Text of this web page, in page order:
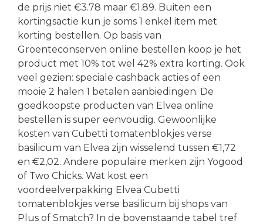
de prijs niet €3.78 maar €1.89. Buiten een
kortingsactie kun je soms 1 enkel item met
korting bestellen. Op basis van
Groenteconserven online bestellen koop je het
product met 10% tot wel 42% extra korting. Ook
veel gezien: speciale cashback acties of een
mooie 2 halen 1 betalen aanbiedingen. De
goedkoopste producten van Elvea online
bestellen is super eenvoudig. Gewoonlijke
kosten van Cubetti tomatenblokjes verse
basilicum van Elvea zijn wisselend tussen €1,72
en €2,02. Andere populaire merken zijn Yogood
of Two Chicks. Wat kost een
voordeelverpakking Elvea Cubetti
tomatenblokjes verse basilicum bij shops van
Plus of Smatch? In de bovenstaande tabel tref